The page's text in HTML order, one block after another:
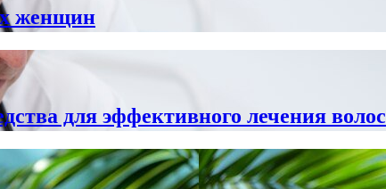
женщин
для эффективного лечения волос